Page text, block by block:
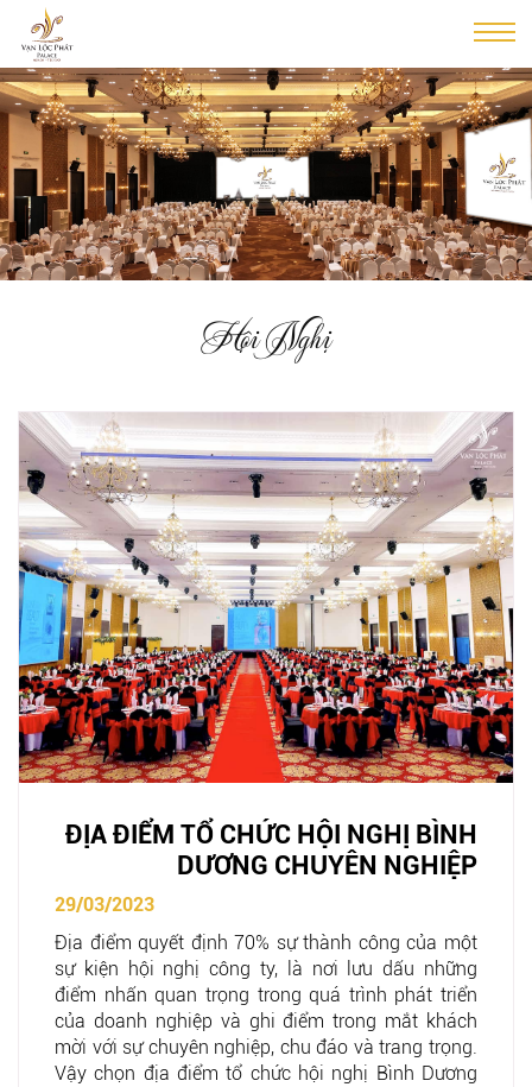
Hội Nghị
ĐỊA ĐIỂM TỔ CHỨC HỘI NGHỊ BÌNH
DƯƠNG CHUYÊN NGHIỆP
29/03/2023
Địa điểm quyết định 70% sự thành công của một
sự kiện hội nghị công ty, là nơi lưu dấu những
điểm nhấn quan trọng trong quá trình phát triển
của doanh nghiệp và ghi điểm trong mắt khách
mời với sự chuyên nghiệp, chu đáo và trang trọng.
Vậy chọn địa điểm tổ chức hội nghị Bình Dương